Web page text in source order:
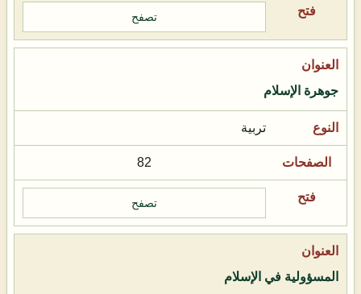
تصفح
جوهرة الإسلام
تربية
82
تصفح
المسؤولية في الإسلام